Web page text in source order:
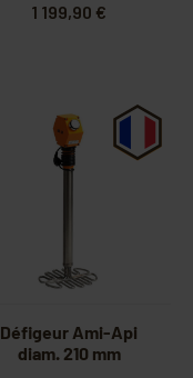
1 199,90 €
Défigeur Ami-Api
diam. 210 mm